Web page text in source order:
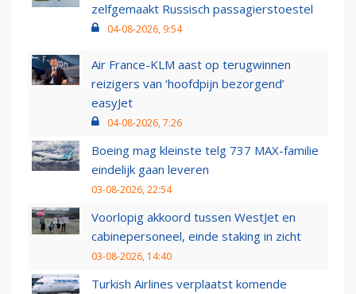
zelfgemaakt Russisch passagierstoestel
04-08-2026, 9:54
Air France-KLM aast op terugwinnen
reizigers van ‘hoofdpijn bezorgend’
easyJet
04-08-2026, 7:26
Boeing mag kleinste telg 737 MAX-familie
eindelijk gaan leveren
03-08-2026, 22:54
Voorlopig akkoord tussen WestJet en
cabinepersoneel, einde staking in zicht
03-08-2026, 14:40
Turkish Airlines verplaatst komende